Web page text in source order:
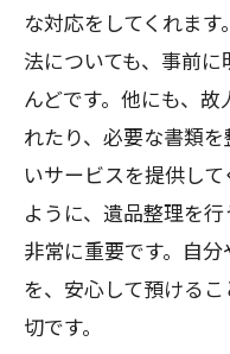
な対応をしてくれま
法についても、事前
んどです。他にも、
れたり、必要な書類
いサービスを提供し
ように、遺品整理を
非常に重要です。自
を、安心して預ける
切です。